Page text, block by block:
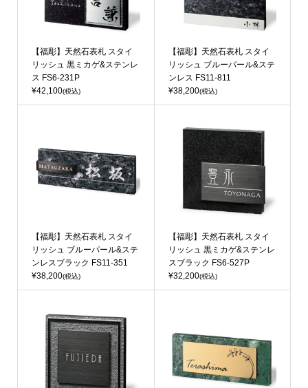
【福彫】天然石表札 スタイ
リッシュ 黒ミカゲ&ステンレ
ス FS6-231P
¥42,100(税込)
【福彫】天然石表札 スタイ
リッシュ ブルーパール&ステ
ンレス FS11-811
¥38,200(税込)
【福彫】天然石表札 スタイ
リッシュ ブルーパール&ステ
ンレスブラック FS11-351
¥38,200(税込)
【福彫】天然石表札 スタイ
リッシュ 黒ミカゲ&ステンレ
スブラック FS6-527P
¥32,200(税込)